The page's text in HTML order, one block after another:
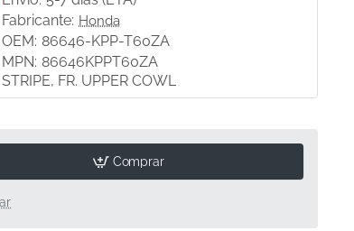
Fabricante: Honda
OEM: 86646-KPP-T60ZA
MPN: 86646KPPT60ZA
STRIPE, FR. UPPER COWL
Comprar